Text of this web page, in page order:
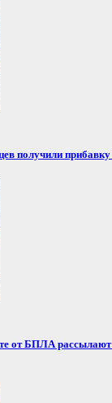
получили
от БПЛА рассылают